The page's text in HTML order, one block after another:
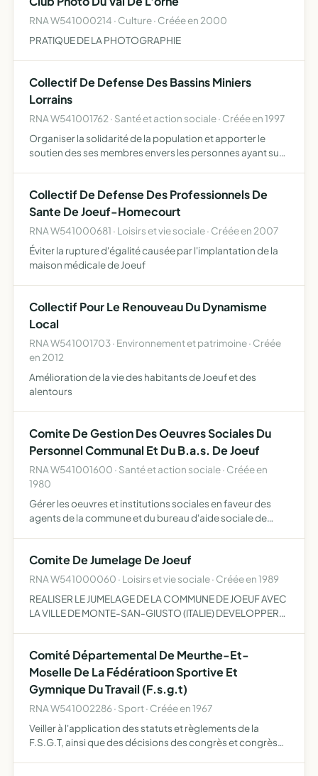
RNA W541000214 · Culture · Créée en 2000
PRATIQUE DE LA PHOTOGRAPHIE
Collectif De Defense Des Bassins Miniers
Lorrains
RNA W541001762 · Santé et action sociale · Créée en 1997
Organiser la solidarité de la population et apporter le
soutien des ses membres envers les personnes ayant subi
Collectif De Defense Des Professionnels De
Sante De Joeuf-Homecourt
RNA W541000681 · Loisirs et vie sociale · Créée en 2007
Éviter la rupture d'égalité causée par l'implantation de la
maison médicale de Joeuf
Collectif Pour Le Renouveau Du Dynamisme
Local
RNA W541001703 · Environnement et patrimoine · Créée
en 2012
Amélioration de la vie des habitants de Joeuf et des
alentours
Comite De Gestion Des Oeuvres Sociales Du
Personnel Communal Et Du B.a.s. De Joeuf
RNA W541001600 · Santé et action sociale · Créée en
1980
Gérer les oeuvres et institutions sociales en faveur des
agents de la commune et du bureau d'aide sociale de
Comite De Jumelage De Joeuf
RNA W541000060 · Loisirs et vie sociale · Créée en 1989
REALISER LE JUMELAGE DE LA COMMUNE DE JOEUF AVEC
LA VILLE DE MONTE-SAN-GIUSTO (ITALIE) DEVELOPPER
TOURISTIQUE ET SPORTIF
Comité Départemental De Meurthe-Et-
Moselle De La Fédératioon Sportive Et
Gymnique Du Travail (F.s.g.t)
RNA W541002286 · Sport · Créée en 1967
Veiller à l'application des statuts et règlements de la
F.S.G.T, ainsi que des décisions des congrès et congrès